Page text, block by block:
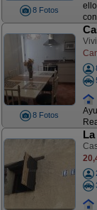
8 Fotos
8 Fotos